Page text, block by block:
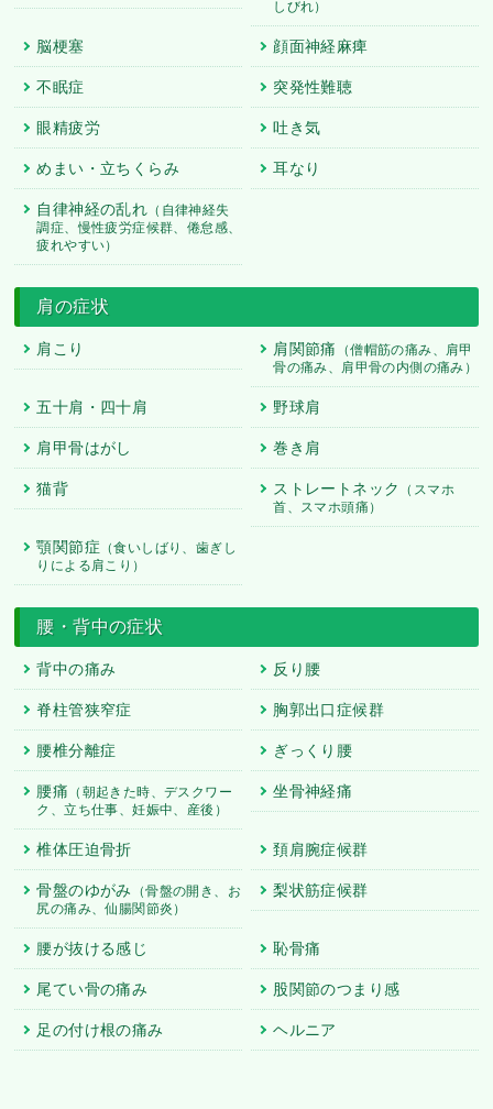
しびれ）
脳梗塞 顔面神経麻痺
不眠症 突発性難聴
眼精疲労 吐き気
めまい・立ちくらみ 耳なり
自律神経の乱れ （自律神経失
調症、慢性疲労症候群、倦怠感、
疲れやすい）
肩の症状
肩こり 肩関節痛
（僧帽筋の痛み、肩甲
骨の痛み、肩甲骨の内側の痛み）
五十肩・四十肩 野球肩
肩甲骨はがし 巻き肩
猫背 ストレートネック
（スマホ
首、スマホ頭痛）
顎関節症 （食いしばり、歯ぎし
りによる肩こり）
腰・背中の症状
背中の痛み 反り腰
脊柱管狭窄症 胸郭出口症候群
腰椎分離症 ぎっくり腰
腰痛 （朝起きた時、デスクワー
ク、立ち仕事、妊娠中、産後）
坐骨神経痛
椎体圧迫骨折 頚肩腕症候群
骨盤のゆがみ
（骨盤の開き、お
尻の痛み、仙腸関節炎）
梨状筋症候群
腰が抜ける感じ 恥骨痛
尾てい骨の痛み 股関節のつまり感
足の付け根の痛み ヘルニア